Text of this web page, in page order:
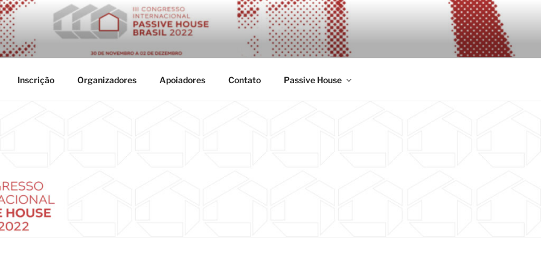
2022
Rio Grande do Sul, Brasil
Inscrição Organizadores Apoiadores Contato Passive House